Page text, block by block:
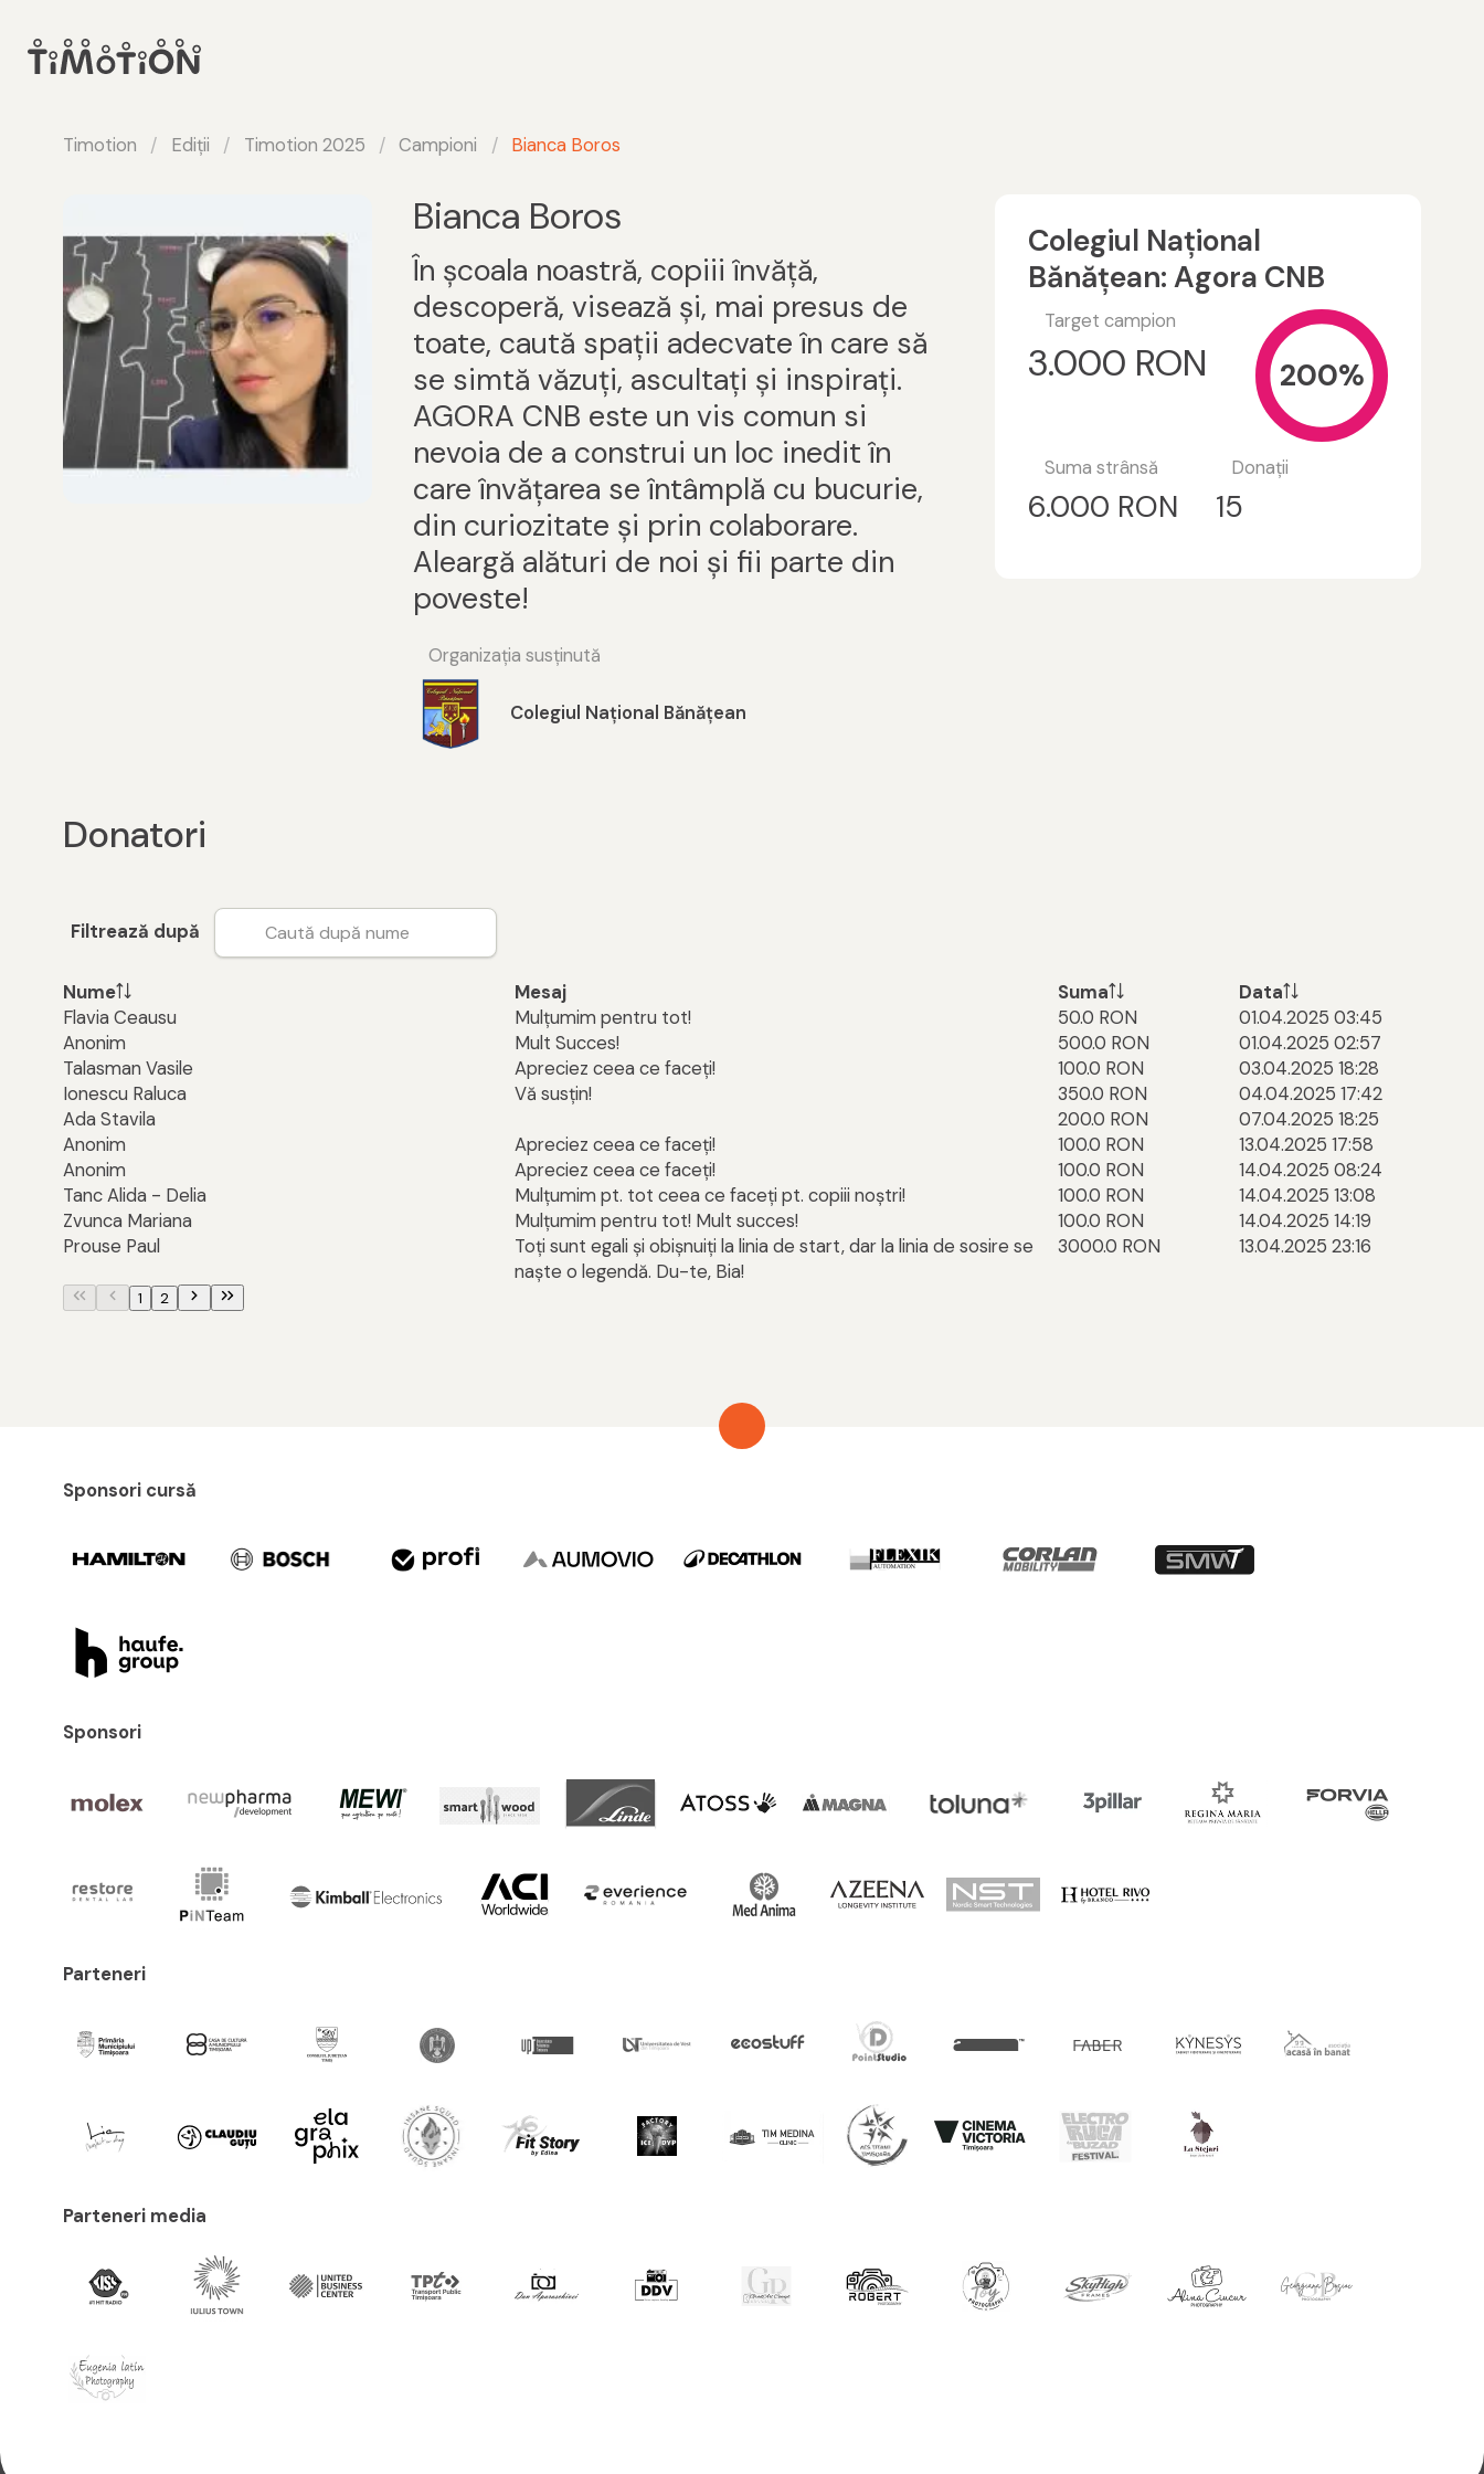
Timotion Ediții Timotion 2025 Campioni Bianca Boros
Bianca Boros
În școala noastră, copiii învăță,
descoperă, visează și, mai presus de
toate, caută spații adecvate în care să
se simtă văzuți, ascultați și inspirați.
AGORA CNB este un vis comun si
nevoia de a construi un loc inedit în
care învățarea se întâmplă cu bucurie,
din curiozitate și prin colaborare.
Aleargă alături de noi și fii parte din
poveste!
Organizația susținută
Colegiul Național Bănățean
Colegiul Național
Bănățean: Agora CNB
Target campion
3.000 RON 200%
Suma strânsă
6.000 RON
Donații
15
Donatori
Filtrează după
Nume Mesaj Suma
Data
Flavia Ceausu
Mulțumim pentru tot! 50.0 RON
01.04.2025 03:45
Anonim
Mult Succes! 500.0 RON
01.04.2025 02:57
Talasman Vasile
Apreciez ceea ce faceți! 100.0 RON
03.04.2025 18:28
Ionescu Raluca
Vă susțin! 350.0 RON
04.04.2025 17:42
Ada Stavila
200.0 RON
07.04.2025 18:25
Anonim
Apreciez ceea ce faceți! 100.0 RON
13.04.2025 17:58
Anonim
Apreciez ceea ce faceți! 100.0 RON
14.04.2025 08:24
Tanc Alida - Delia
Mulțumim pt. tot ceea ce faceți pt. copiii noștri! 100.0 RON
14.04.2025 13:08
Zvunca Mariana
Mulțumim pentru tot! Mult succes! 100.0 RON
14.04.2025 14:19
Prouse Paul
Toți sunt egali și obișnuiți la linia de start, dar la linia de sosire se
naște o legendă. Du-te, Bia!
3000.0 RON 13.04.2025 23:16
1 2
Sponsori cursă
Sponsori
Parteneri
Parteneri media